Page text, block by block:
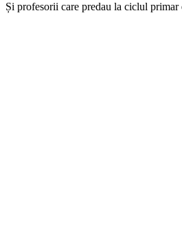
Și profesorii care predau la ciclul